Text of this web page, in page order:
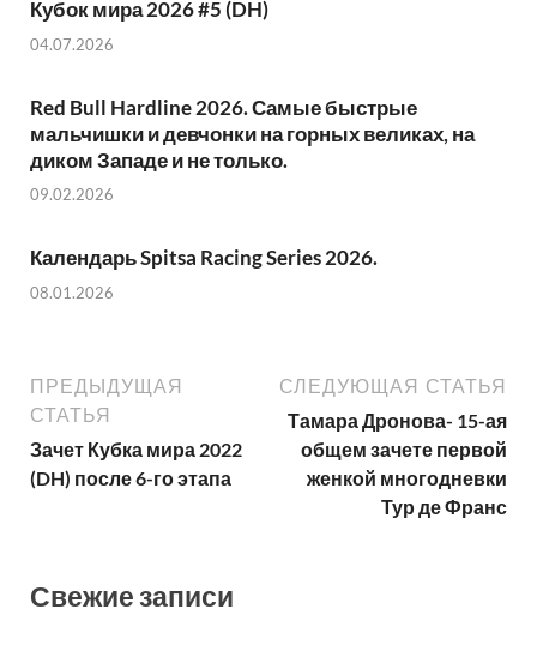
Кубок мира 2026 #5 (DH)
04.07.2026
Red Bull Hardline 2026. Самые быстрые
мальчишки и девчонки на горных великах, на
диком Западе и не только.
09.02.2026
Календарь Spitsa Racing Series 2026.
08.01.2026
ПРЕДЫДУЩАЯ
СТАТЬЯ
Зачет Кубка мира 2022
(DH) после 6-го этапа
СЛЕДУЮЩАЯ СТАТЬЯ
Тамара Дронова- 15-ая
общем зачете первой
женкой многодневки
Тур де Франс
Свежие записи